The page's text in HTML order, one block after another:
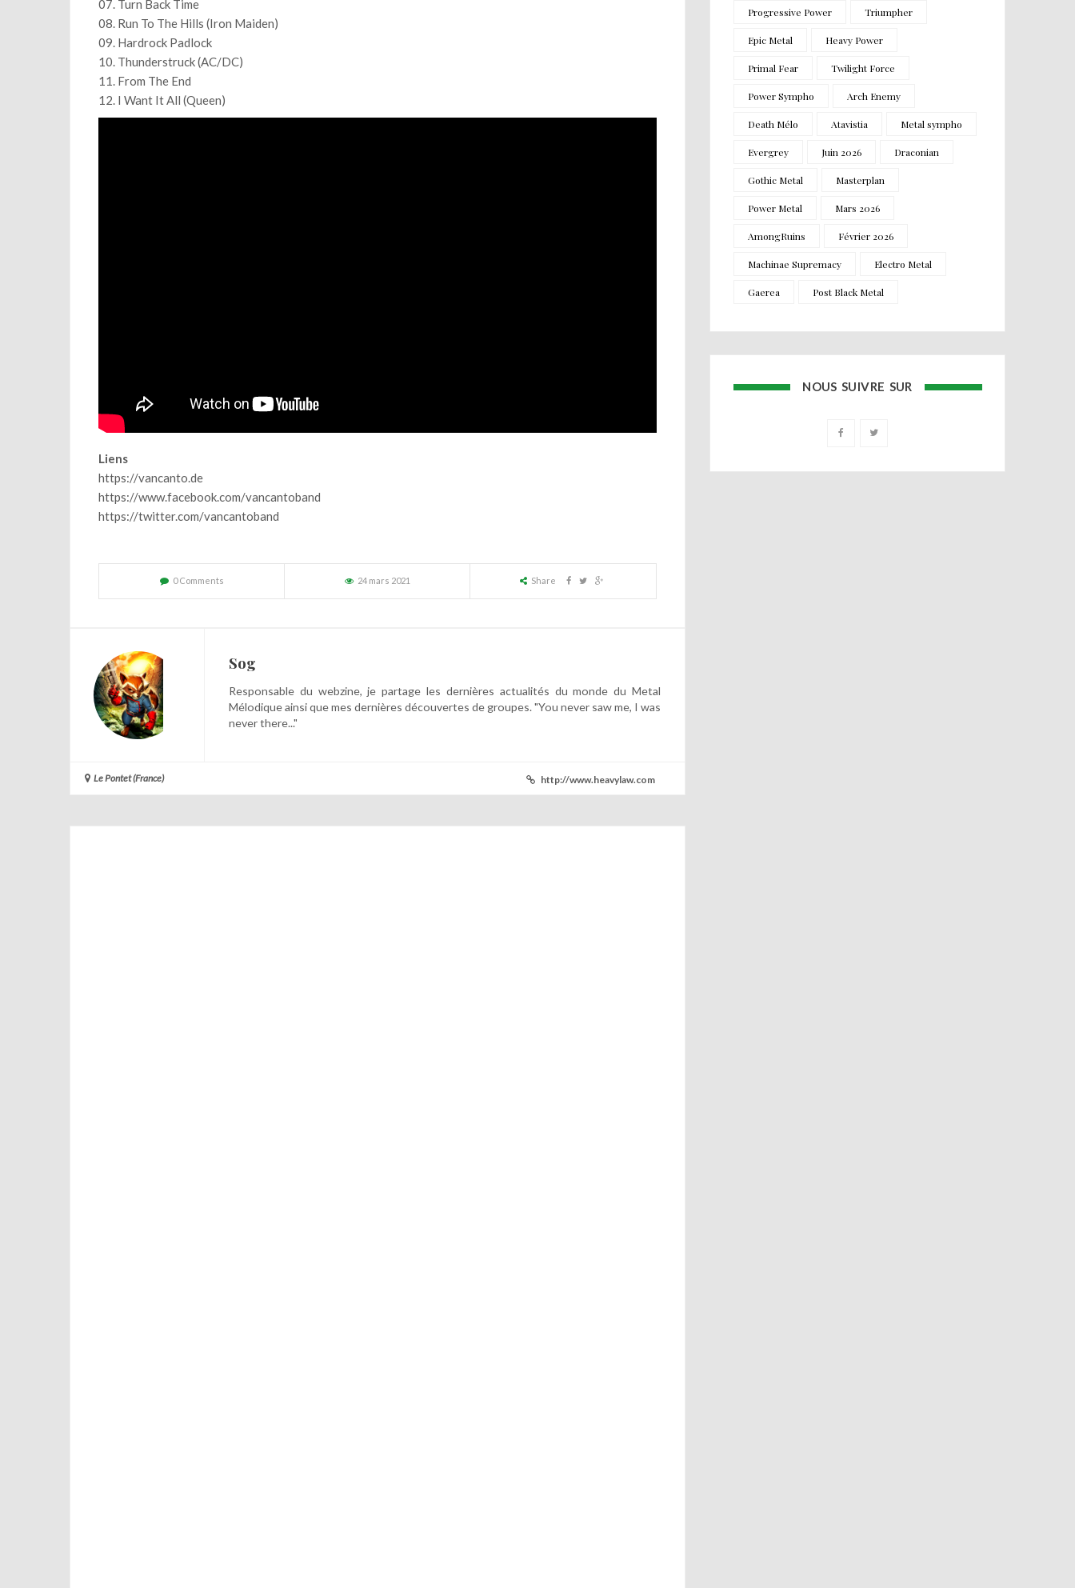
07. Turn Back Time
08. Run To The Hills (Iron Maiden)
09. Hardrock Padlock
10. Thunderstruck (AC/DC)
11. From The End
12. I Want It All (Queen)
Liens
https://vancanto.de
https://www.facebook.com/vancantoband
https://twitter.com/vancantoband
0 Comments 24 mars 2021 Share
Sog
Responsable du webzine, je partage les dernières actualités du monde du Metal
Mélodique ainsi que mes dernières découvertes de groupes. "You never saw me, I was
never there..."
Le Pontet (France) http://www.heavylaw.com
Progressive Power Triumpher
Epic Metal Heavy Power
Primal Fear Twilight Force
Power Sympho Arch Enemy
Death Mélo Atavistia Metal sympho
Evergrey Juin 2026 Draconian
Gothic Metal Masterplan
Power Metal Mars 2026
AmongRuins Février 2026
Machinae Supremacy Electro Metal
Gaerea Post Black Metal
NOUS SUIVRE SUR